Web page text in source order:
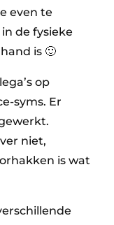
even te
de fysieke
is 🙂
op
syms. Er
niet,
is wat